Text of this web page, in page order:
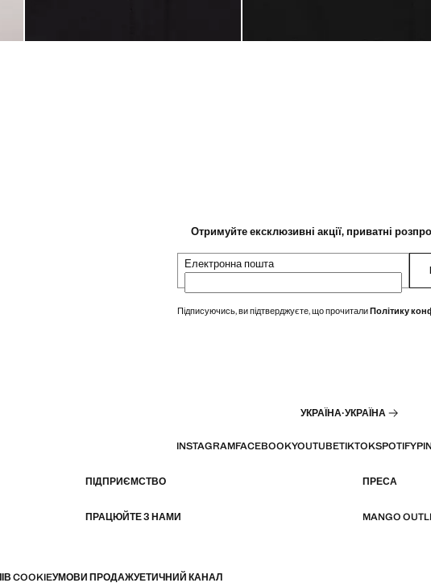
Отримуйте ексклюзивні акції, приватні
Електронна пошта
Підписуючись, ви підтверджуєте, що прочиталиПолітику
УКРАЇНА·УКРАЇНА
INSTAGRAMFACEBOOKYOUTUBETIKTOKSPOTIFY
ПІДПРИЄМСТВО ПРЕСА
ПРАЦЮЙТЕ З НАМИ MANGO
COOKIEУМОВИ ПРОДАЖУЕТИЧНИЙ КАНАЛ